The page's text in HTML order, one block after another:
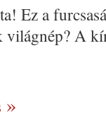
Ez a
világnép? A